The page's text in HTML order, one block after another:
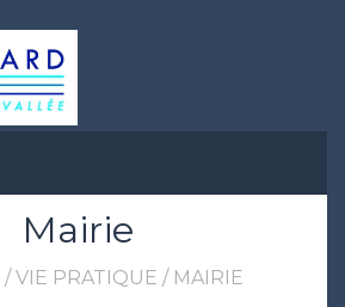
Mairie
/VIE PRATIQUE / MAIRIE